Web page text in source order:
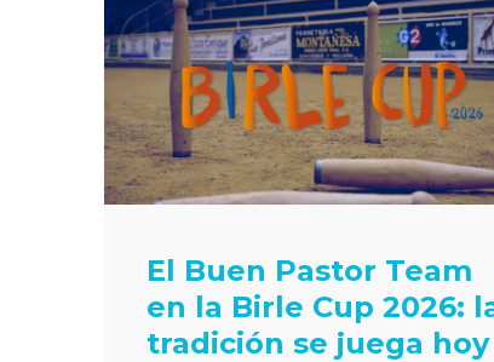
El Buen Pastor Team
en la Birle Cup 2026:
tradición se juega hoy